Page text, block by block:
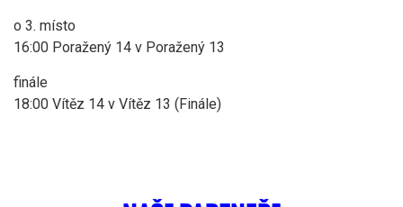
o 3. místo
16:00 Poražený 14 v Poražený 13
finále
18:00 Vítěz 14 v Vítěz 13 (Finále)